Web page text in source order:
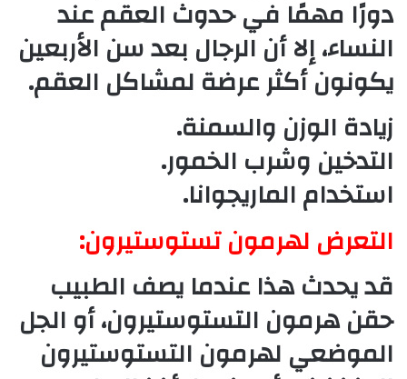
دورًا مهمًا في حدوث العقم عند
النساء، إلا أن الرجال بعد سن الأربعين
يكونون أكثر عرضة لمشاكل العقم.
زيادة الوزن والسمنة.
التدخين وشرب الخمور.
استخدام الماريجوانا.
التعرض لهرمون تستوستيرون:
قد يحدث هذا عندما يصف الطبيب
حقن هرمون التستوستيرون، أو الجل
الموضعي لهرمون التستوستيرون